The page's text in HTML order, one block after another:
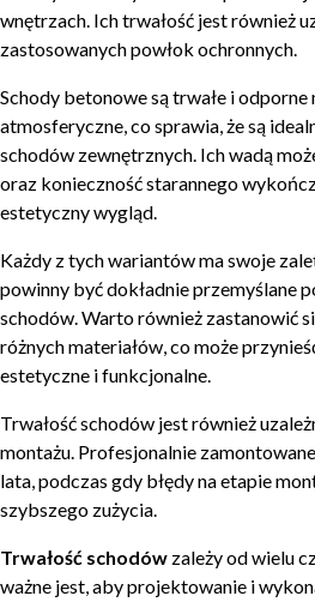
wnętrzach. Ich trwałość jest również
zastosowanych powłok ochronnych.
Schody betonowe są trwałe i odporne
atmosferyczne, co sprawia, że są
schodów zewnętrznych. Ich wadą
oraz konieczność starannego
estetyczny wygląd.
Każdy z tych wariantów ma swoje
powinny być dokładnie przemyślane
schodów. Warto również zastanowić
różnych materiałów, co może
estetyczne i funkcjonalne.
Trwałość schodów jest również
montażu. Profesjonalnie
lata, podczas gdy błędy na etapie
szybszego zużycia.
Trwałość schodów zależy od wielu
ważne jest, aby projektowanie i